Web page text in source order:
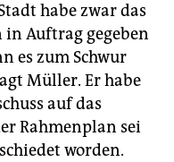
habe zwar das
Auftrag gegeben
es zum Schwur
Müller. Er habe
auf das
Rahmenplan sei
worden.